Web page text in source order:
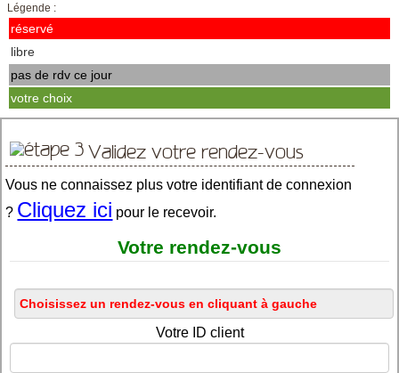
Légende :
réservé
libre
pas de rdv ce jour
votre choix
Validez votre rendez-vous
Vous ne connaissez plus votre identifiant de connexion
? Cliquez ici pour le recevoir.
Votre rendez-vous
Votre ID client